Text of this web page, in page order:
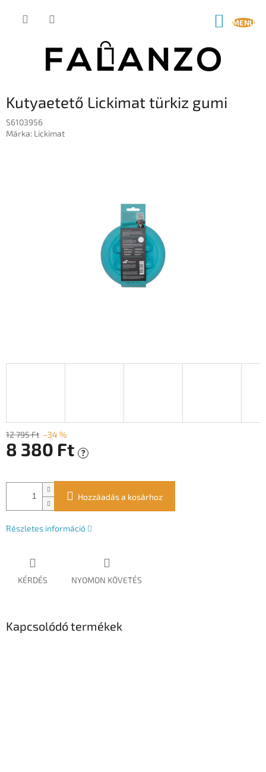
KOSÁR
Kutyaetető Lickimat türkiz gumi
S6103956
Márka: Lickimat
12 795 Ft –34 %
8 380 Ft ?
Hozzáadás a kosárhoz
Részletes információ
KÉRDÉS NYOMON KÖVETÉS
Kapcsolódó termékek